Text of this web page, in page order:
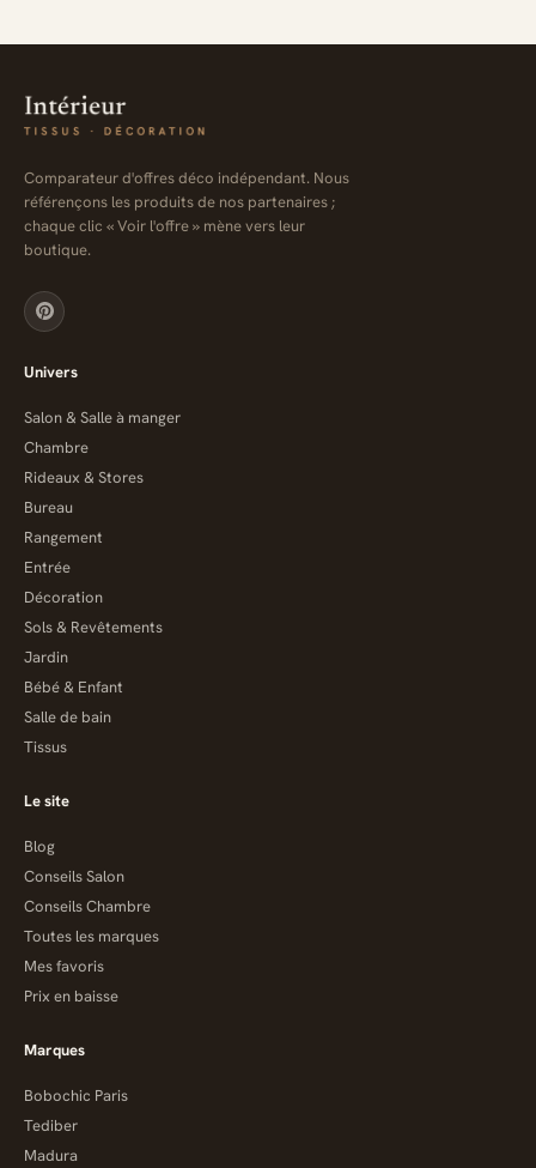
Comparateur d'offres déco indépendant. Nous
référençons les produits de nos partenaires ;
chaque clic « Voir l'offre » mène vers leur
boutique.
Univers
Salon & Salle à manger
Chambre
Rideaux & Stores
Bureau
Rangement
Entrée
Décoration
Sols & Revêtements
Jardin
Bébé & Enfant
Salle de bain
Tissus
Le site
Blog
Conseils Salon
Conseils Chambre
Toutes les marques
Mes favoris
Prix en baisse
Marques
Bobochic Paris
Tediber
Madura